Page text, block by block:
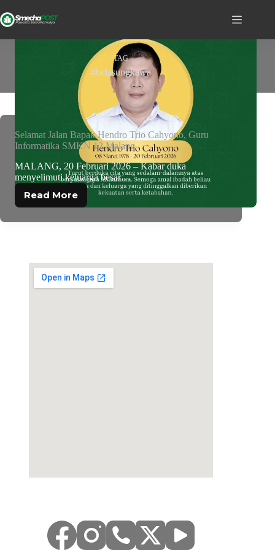
TAG
#belasungkawa
Selamat Jalan Bapak Hendro Trio Cahyono, Guru
Informatika SMKN 12 Malang
MALANG, 20 Februari 2026 – Kabar duka
menyelimuti keluarga besar…
Read More